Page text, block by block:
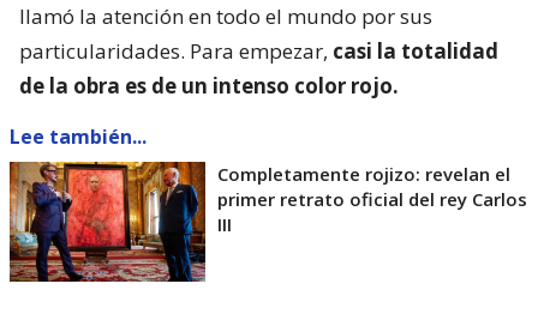
llamó la atención en todo el mundo por sus
particularidades. Para empezar, casi la totalidad
de la obra es de un intenso color rojo.
Lee también...
Completamente rojizo: revelan el
primer retrato oficial del rey Carlos
III